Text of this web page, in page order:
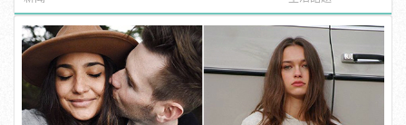
結！ |